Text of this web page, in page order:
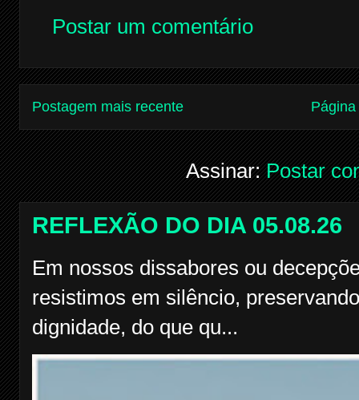
Postar um comentário
Postagem mais recente
Assinar:Postar
REFLEXÃO DO DIA 05.08.26
Em nossos dissabores ou
resistimos em silêncio,
dignidade, do que qu...